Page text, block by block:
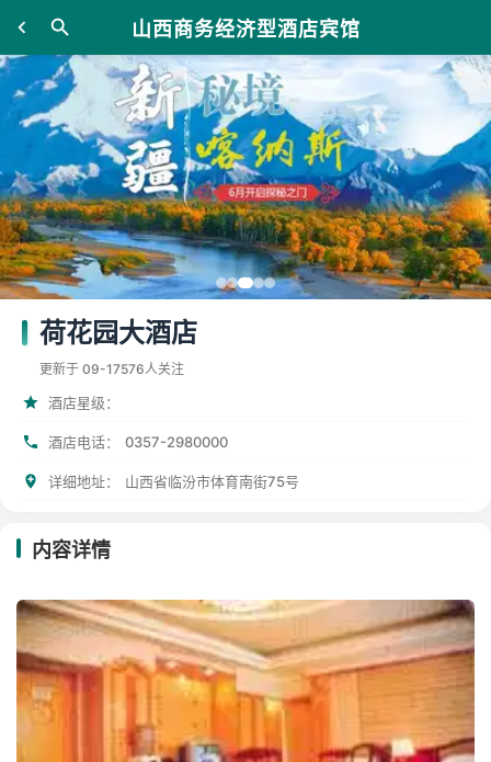
山西商务经济型酒店宾馆
荷花园大酒店
更新于 09-17576人关注
酒店星级：
酒店电话： 0357-2980000
详细地址： 山西省临汾市体育南街75号
内容详情